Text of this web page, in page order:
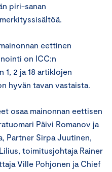
piri-sanan
eettinen
on ICC:n
1, 2 ja 18 artiklojen
hyvän tavan vastaista.
osaa mainonnan eettisen
Päivi Romanov ja
Partner Sirpa Juutinen,
toimitusjohtaja Rainer
Ville Pohjonen ja Chief